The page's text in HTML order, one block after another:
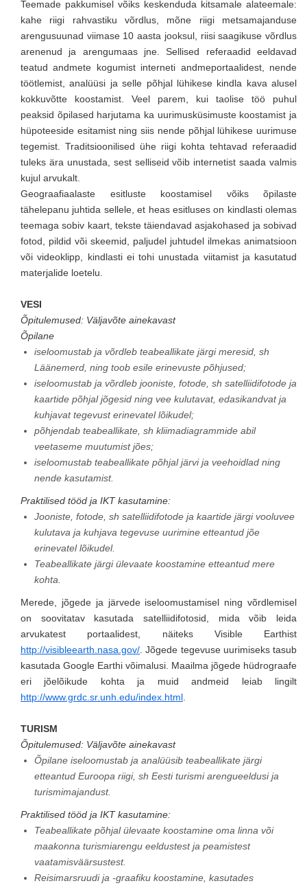
Teemade pakkumisel võiks keskenduda kitsamale alateemale:
kahe riigi rahvastiku võrdlus, mõne riigi metsamajanduse
arengusuunad viimase 10 aasta jooksul, riisi saagikuse võrdlus
arenenud ja arengumaas jne. Sellised referaadid eeldavad
teatud andmete kogumist interneti andmeportaalidest, nende
töötlemist, analüüsi ja selle põhjal lühikese kindla kava alusel
kokkuvõtte koostamist. Veel parem, kui taolise töö puhul
peaksid õpilased harjutama ka uurimusküsimuste koostamist ja
hüpoteeside esitamist ning siis nende põhjal lühikese uurimuse
tegemist. Traditsioonilised ühe riigi kohta tehtavad referaadid
tuleks ära unustada, sest selliseid võib internetist saada valmis
kujul arvukalt.
Geograafiaalaste esitluste koostamisel võiks õpilaste
tähelepanu juhtida sellele, et heas esitluses on kindlasti olemas
teemaga sobiv kaart, tekste täiendavad asjakohased ja sobivad
fotod, pildid või skeemid, paljudel juhtudel ilmekas animatsioon
või videoklipp, kindlasti ei tohi unustada viitamist ja kasutatud
materjalide loetelu.
VESI
Õpitulemused: Väljavõte ainekavast
Õpilane
iseloomustab ja võrdleb teabeallikate järgi meresid, sh
Läänemerd, ning toob esile erinevuste põhjused;
iseloomustab ja võrdleb jooniste, fotode, sh satelliidifotode ja
kaartide põhjal jõgesid ning vee kulutavat, edasikandvat ja
kuhjavat tegevust erinevatel lõikudel;
põhjendab teabeallikate, sh kliimadiagrammide abil
veetaseme muutumist jões;
iseloomustab teabeallikate põhjal järvi ja veehoidlad ning
nende kasutamist.
Praktilised tööd ja IKT kasutamine:
Jooniste, fotode, sh satelliidifotode ja kaartide järgi vooluvee
kulutava ja kuhjava tegevuse uurimine etteantud jõe
erinevatel lõikudel.
Teabeallikate järgi ülevaate koostamine etteantud mere
kohta.
Merede, jõgede ja järvede iseloomustamisel ning võrdlemisel
on soovitatav kasutada satelliidifotosid, mida võib leida
arvukatest portaalidest, näiteks Visible Earthist
http://visibleearth.nasa.gov/ . Jõgede tegevuse uurimiseks tasub
kasutada Google Earthi võimalusi. Maailma jõgede hüdrograafe
eri jõelõikude kohta ja muid andmeid leiab lingilt
http://www.grdc.sr.unh.edu/index.html
TURISM
Õpitulemused: Väljavõte ainekavast
Õpilane iseloomustab ja analüüsib teabeallikate järgi
etteantud Euroopa riigi, sh Eesti turismi arengueeldusi ja
turismimajandust.
Praktilised tööd ja IKT kasutamine:
Teabeallikate põhjal ülevaate koostamine oma linna või
maakonna turismiarengu eeldustest ja peamistest
vaatamisväärsustest.
Reisimarsruudi ja -graafiku koostamine, kasutades